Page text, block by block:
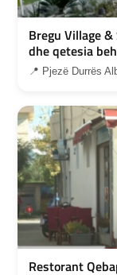
Bregu Village
dhe qetesia
📍 Pjezë Durrës
Restorant